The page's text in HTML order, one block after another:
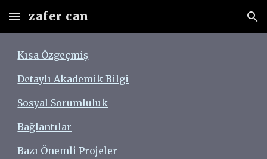
Skip to main content Skip to navigation
zafer can
Kısa Özgeçmiş
Detaylı Akademik Bilgi
Sosyal Sorumluluk
Bağlantılar
Bazı Önemli Projeler